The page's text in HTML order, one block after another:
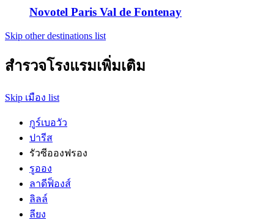
Novotel Paris Val de Fontenay
Skip other destinations list
สำรวจโรงแรมเพิ่มเติม
Skip เมือง list
กูร์เบอวัว
ปารีส
รัวซีอองฟรอง
รูออง
ลาดีฟ็องส์
ลิลล์
ลียง